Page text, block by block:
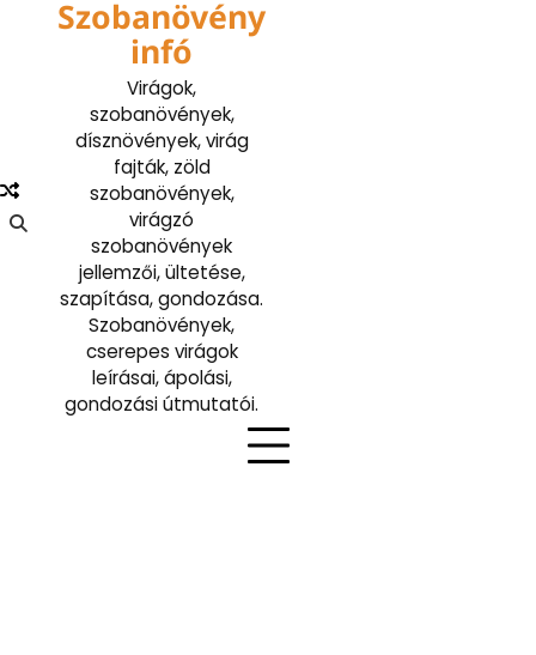
Szobanövény
infó
Virágok,
szobanövények,
dísznövények, virág
fajták, zöld
szobanövények,
virágzó
szobanövények
jellemzői, ültetése,
szapítása, gondozása.
Szobanövények,
cserepes virágok
leírásai, ápolási,
gondozási útmutatói.